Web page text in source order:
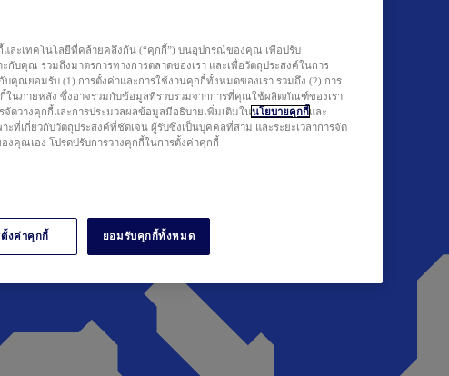
กี้และเทคโนโลยีที่คล้ายคลึงกัน (“คุกกี้”) บนอุปกรณ์ของคุณ เพื่อปรับ
กับคุณ รวมถึงมาตรการทางการตลาดของเรา และเพื่อวัตถุประสงค์ในการ
บคุณยอมรับ (1) การตั้งค่าและการใช้งานคุกกี้ทั้งหมดของเรา รวมถึง (2) การ
ในภายหลัง ซึ่งอาจรวมกับข้อมูลที่รวบรวมจากการที่คุณใช้ผลิตภัณฑ์ของเรา
จัดวางคุกกี้และการประมวลผลข้อมูลมีอธิบายเพิ่มเติมในนโยบายคุกกี้และ
าะที่เกี่ยวกับวัตถุประสงค์ที่ชัดเจน ผู้รับซึ่งเป็นบุคคลที่สาม และระยะเวลาการจัด
งคุณเอง โปรดปรับการวางคุกกี้ในการตั้งค่าคุกกี้
ตั้งค่าคุกกี้ ยอมรับคุกกี้ทั้งหมด